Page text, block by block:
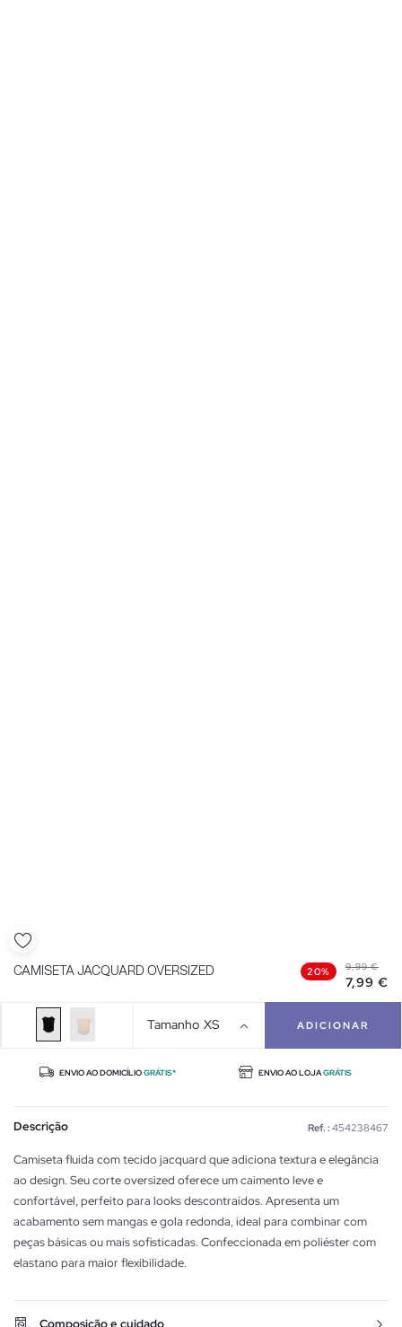
CAMISETA JACQUARD OVERSIZED 20% 9,99 €
7,99 €
Tamanho XS ADICIONAR
ENVIO AO DOMICÍLIOGRÁTIS* ENVIO AO LOJAGRÁTIS
Descrição Ref. : 454238467
Camiseta fluida com tecido jacquard que adiciona textura e elegância
ao design. Seu corte oversized oferece um caimento leve e
confortável, perfeito para looks descontraídos. Apresenta um
acabamento sem mangas e gola redonda, ideal para combinar com
peças básicas ou mais sofisticadas. Confeccionada em poliéster com
elastano para maior flexibilidade.
Composição e cuidado